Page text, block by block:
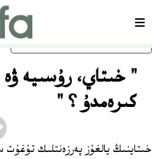
ئاساسلىق مەزمۇنغا ئاتلاڭسەھىپە
" خىتاي، رۇسىيە ۋە
كىرەمدۇ ؟ "
خىتاينىڭ يالغۇز پەرزەنتلىك تۇغۇت